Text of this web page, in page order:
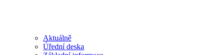
Aktuálně
Úřední deska